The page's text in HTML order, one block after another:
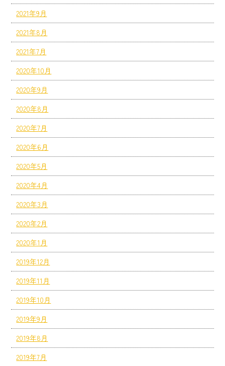
2021年9月
2021年8月
2021年7月
2020年10月
2020年9月
2020年8月
2020年7月
2020年6月
2020年5月
2020年4月
2020年3月
2020年2月
2020年1月
2019年12月
2019年11月
2019年10月
2019年9月
2019年8月
2019年7月